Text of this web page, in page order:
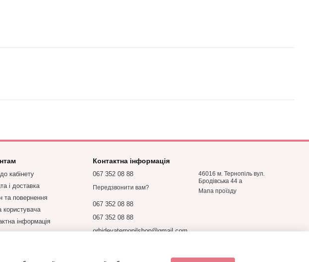
кабінету
і доставка
та повернення
користувача
інформація
про магазин
Контактна інформація
067 352 08 88
Передзвонити вам?
067 352 08 88
067 352 08 88
orhideyaternopilshop@gmail.com
46016 м. Тернопіль вул.
Бродівська 44 а
Мапа проїзду